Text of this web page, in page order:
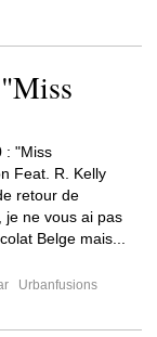
: "Miss
Feat. R. Kelly
retour de
je ne vous ai pas
Belge mais...
Urbanfusions